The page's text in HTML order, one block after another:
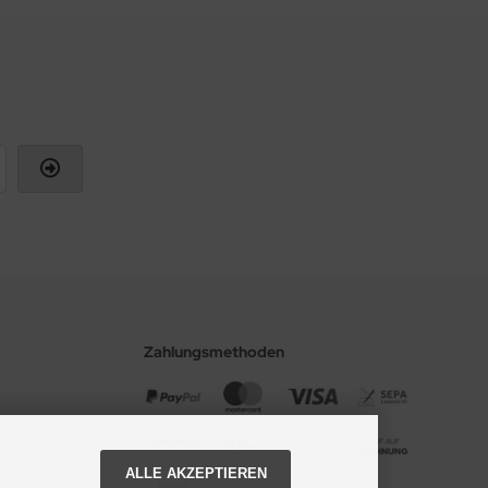
Zahlungsmethoden
ALLE AKZEPTIEREN